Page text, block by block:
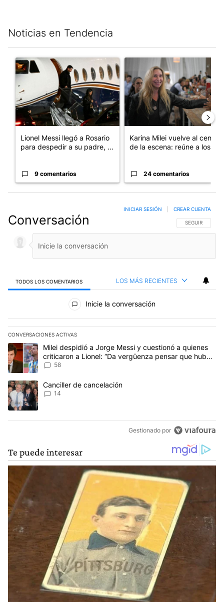
Noticias en Tendencia
Un artículo de tendencia con el título "Lionel Messi llegó a
Lionel Messi llegó a Rosario
para despedir a su padre, ...
9 comentarios
Un artículo de tendencia
Karina Milei vuelve al centro
de la escena: reúne a los...
24 comentarios
Conversación SIGA ESTA
SEGUIR
INICIAR SESIÓN CREAR CUENTA
TODOS LOS COMENTARIOS LOS MÁS RECIENTES
Todos los comentarios
Inicie la conversación
CONVERSACIONES ACTIVAS
Este listado muestra los artículos con más comentarios en los
Un artículo de tendencia con el título "Milei despidió a Jorge
Milei despidió a Jorge Messi y cuestionó a quienes
criticaron a Lionel: “Da vergüenza pensar que hubo
anti-Messi”
58
Un artículo de tendencia con el título "Canciller de cancelación"
Canciller de cancelación
14
Gestionado por